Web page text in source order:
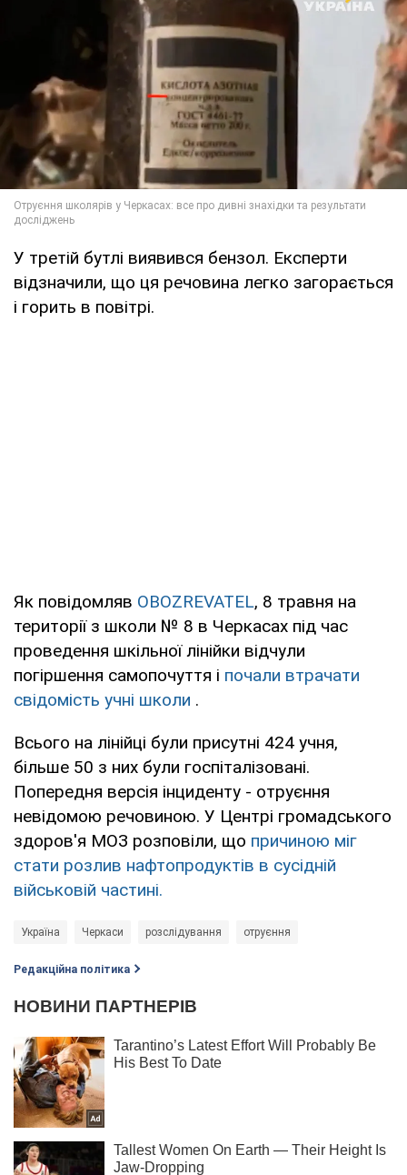
У третій бутлі виявився бензол. Експерти
відзначили, що ця речовина легко загорається
і горить в повітрі.
Як повідомляв OBOZREVATEL, 8 травня на
території з школи № 8 в Черкасах під час
проведення шкільної лінійки відчули
погіршення самопочуття і почали втрачати
свідомість учні школи .
Всього на лінійці були присутні 424 учня,
більше 50 з них були госпіталізовані.
Попередня версія інциденту - отруєння
невідомою речовиною. У Центрі громадського
здоров'я МОЗ розповіли, що причиною міг
стати розлив нафтопродуктів в сусідній
військовій частині.
Україна Черкаси розслідування отруєння
Редакційна політика